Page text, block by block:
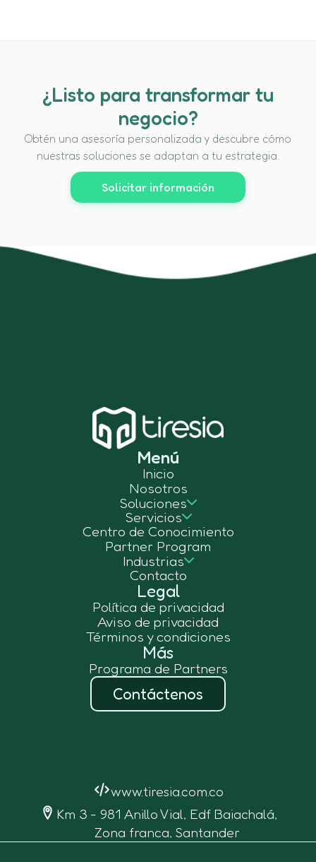
¿Listo para transformar tu
negocio?
Obtén una asesoría personalizada y descubre cómo
nuestras soluciones se adaptan a tu estrategia.
Solicitar información
Menú
Inicio
Nosotros
Soluciones
Servicios
Centro de Conocimiento
Partner Program
Industrias
Contacto
Legal
Política de privacidad
Aviso de privacidad
Términos y condiciones
Más
Programa de Partners
Contáctenos
www.tiresia.com.co
Km 3 - 981 Anillo Vial, Edf Baiachalá,
Zona franca, Santander